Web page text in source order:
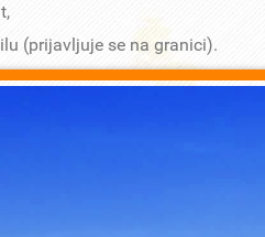
(prijavljuje se na granici).